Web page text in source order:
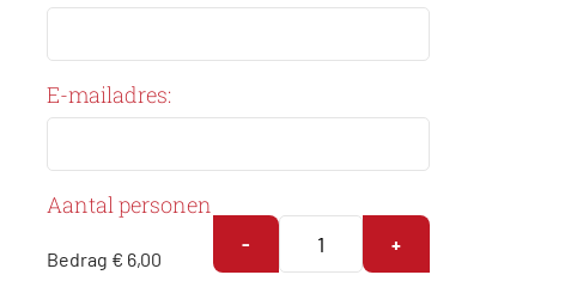
E-mailadres:
Aantal personen
- +
Bedrag € 6,00